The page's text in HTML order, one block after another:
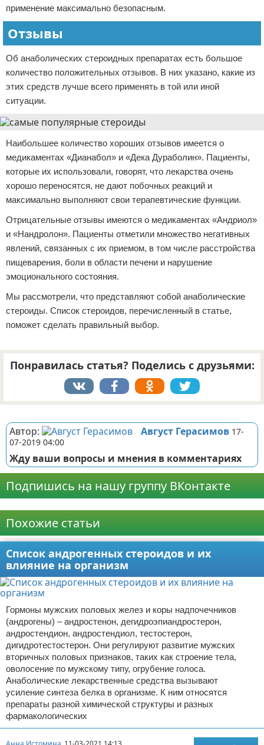
применение максимально безопасным.
Отзывы
Об анаболических стероидных препаратах есть большое
количество положительных отзывов. В них указано, какие из
этих средств лучше всего применять в той или иной
ситуации.
Наибольшее количество хороших отзывов имеется о
медикаментах «Дианабол» и «Дека Дураболин». Пациенты,
которые их использовали, говорят, что лекарства очень
хорошо переносятся, не дают побочных реакций и
максимально выполняют свои терапевтические функции.
Отрицательные отзывы имеются о медикаментах «Андриол»
и «Нандролон». Пациенты отметили множество негативных
явлений, связанных с их приемом, в том числе расстройства
пищеварения, боли в области печени и нарушение
эмоционального состояния.
Мы рассмотрели, что представляют собой анаболические
стероиды. Список стероидов, перечисленный в статье,
поможет сделать правильный выбор.
Понравилась статья? Поделись с друзьями:
Автор: Август Герасимов 17-
07-2019 04:00
Жду ваши вопросы и мнения в комментариях
Подпишись на нашу группу ВКонтакте
Похожие статьи
Список андрогенных стероидов и их
влияние на организм
Гормоны мужских половых желез и коры надпочечников
(андрогены) – андростенон, дегидроэпиандростерон,
андростендион, андростендиол, тестостерон,
дигидротестостерон. Они регулируют развитие мужских
вторичных половых признаков, таких как строение тела,
оволосение по мужскому типу, огрубение голоса.
Анаболические лекарственные средства вызывают
усиление синтеза белка в организме. К ним относятся
препараты разной химической структуры и разных
фармакологических